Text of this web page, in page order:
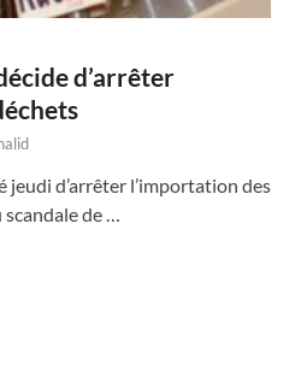
d’arrêter
jeudi d’arrêter l’importation des
de …